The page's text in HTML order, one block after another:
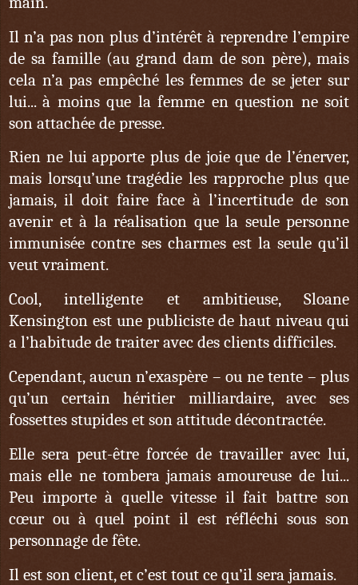
Il n’a pas non plus d’intérêt à reprendre l’empire
de sa famille (au grand dam de son père), mais
cela n’a pas empêché les femmes de se jeter sur
lui... à moins que la femme en question ne soit
son attachée de presse.
Rien ne lui apporte plus de joie que de l’énerver,
mais lorsqu’une tragédie les rapproche plus que
jamais, il doit faire face à l’incertitude de son
avenir et à la réalisation que la seule personne
immunisée contre ses charmes est la seule qu’il
veut vraiment.
Cool, intelligente et ambitieuse, Sloane
Kensington est une publiciste de haut niveau qui
a l’habitude de traiter avec des clients difficiles.
Cependant, aucun n’exaspère – ou ne tente – plus
qu’un certain héritier milliardaire, avec ses
fossettes stupides et son attitude décontractée.
Elle sera peut-être forcée de travailler avec lui,
mais elle ne tombera jamais amoureuse de lui...
Peu importe à quelle vitesse il fait battre son
cœur ou à quel point il est réfléchi sous son
personnage de fête.
Il est son client, et c’est tout ce qu’il sera jamais.